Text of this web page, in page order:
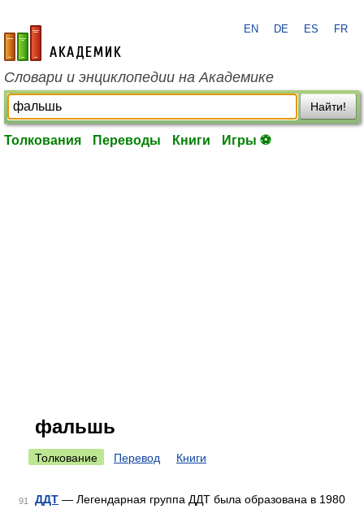
academic.ru
EN DE ES FR
Словари и энциклопедии на Академике
Найти!
Толкования Переводы Книги Игры ⚽
фальшь
Толкование Перевод Книги
91 ДДТ — Легендарная группа ДДТ была образована в 1980